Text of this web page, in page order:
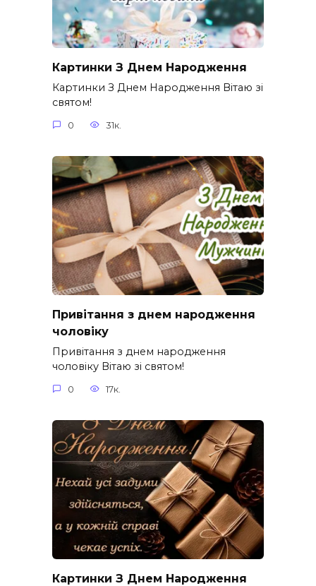
Картинки З Днем Народження
Картинки З Днем Народження Вітаю зі
святом!
0 31к.
Привітання з днем народження
чоловіку
Привітання з днем народження
чоловіку Вітаю зі святом!
0 17к.
Картинки З Днем Народження